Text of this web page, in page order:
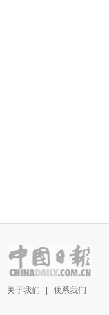
关于我们 联系我们